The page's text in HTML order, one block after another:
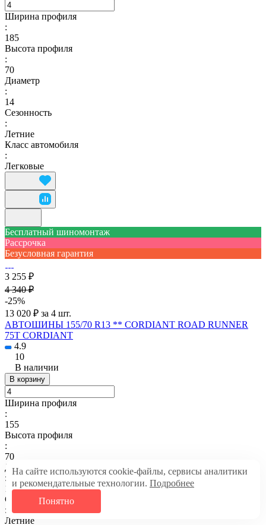
Ширина профиля
:
185
Высота профиля
:
70
Диаметр
:
14
Сезонность
:
Летние
Класс автомобиля
:
Легковые
Бесплатный шиномонтаж
Рассрочка
Безусловная гарантия
3 255 ₽
4 340 ₽
-25%
13 020 ₽ за 4 шт.
АВТОШИНЫ 155/70 R13 ** CORDIANT ROAD RUNNER
75T CORDIANT
4.9
10
В наличии
В корзину
Ширина профиля
:
155
Высота профиля
:
70
Диаметр
:
13
Сезонность
:
Летние
На сайте используются cookie-файлы, сервисы аналитики
и рекомендательные технологии. Подробнее
Понятно